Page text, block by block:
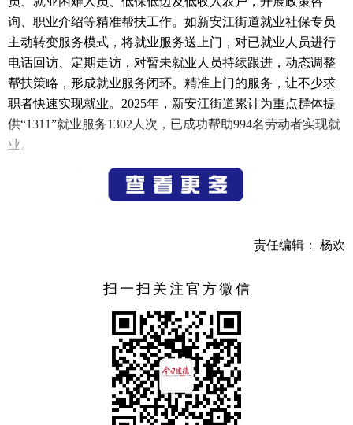
询、职业介绍等精准帮扶工作。如新安江街道就业社保专员
主动转变服务模式，将就业服务送上门，对已就业人员进行
电话回访、定期走访，对暂未就业人员持续跟进，动态调整
帮扶策略，形成就业服务闭环。精准上门的服务，让不少求
职者快速实现就业。2025年，新安江街道累计为重点群体提
供“1311”就业服务1302人次，已成功帮助994名劳动者实现就
业。
在做好重点群体帮扶的同时，市人力社保局联合属地镇
街主动对接辖区企业用工需求，搭建政企对接桥梁，提升人
年共引进本科、硕士毕业生34人，分布在技术、营销等岗
公司也拿出满满诚意，完善生活保障措施，健全职业发展体
系，让新入职大学生安心就业、舒心发展。
基层有温度，企业有担当，汇聚成我市稳岗就业的丰硕
成效。2025年，我市稳岗就业各项任务100%圆满完成：全年
举办各类招聘会45场次，发布就业岗位超4.1万个，新增就业
人员1.02万人，就业帮扶离校未就业高校毕业生、就业困难人
员1.1万人次，帮扶率100%；全年引进35周岁以下首次来建大
责任编辑： 杨欢
扫一扫关注官方微信